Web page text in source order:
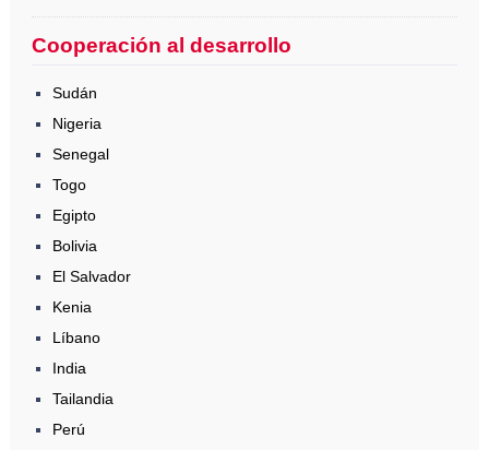
Cooperación al desarrollo
Sudán
Nigeria
Senegal
Togo
Egipto
Bolivia
El Salvador
Kenia
Líbano
India
Tailandia
Perú